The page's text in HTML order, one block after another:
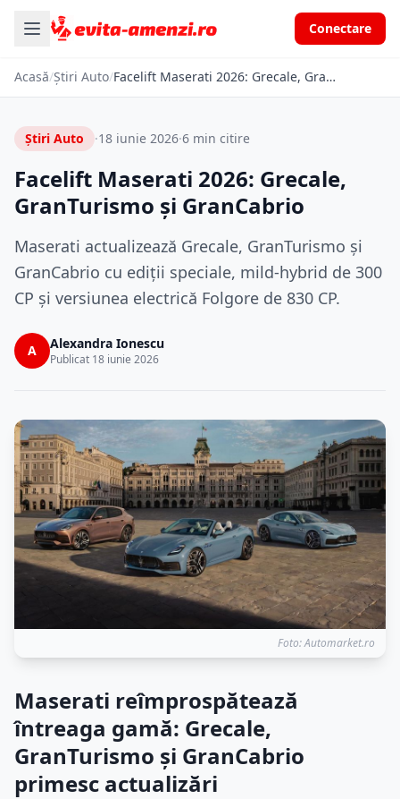
Conectare
Acasă/Știri Auto/ Facelift Maserati 2026: Grecale, GranTurismo și GranCabrio
Știri Auto ·18 iunie 2026·6 min citire
Facelift Maserati 2026: Grecale,
GranTurismo și GranCabrio
Maserati actualizează Grecale, GranTurismo și
GranCabrio cu ediții speciale, mild-hybrid de 300
CP și versiunea electrică Folgore de 830 CP.
A Alexandra Ionescu
Publicat 18 iunie 2026
Foto: Automarket.ro
Maserati reîmprospătează
întreaga gamă: Grecale,
GranTurismo și GranCabrio
primesc actualizări